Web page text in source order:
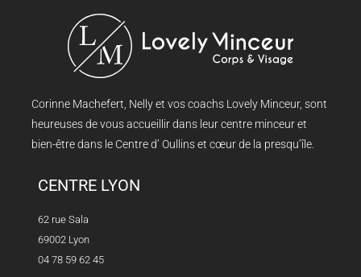
Corinne Machefert, Nelly et vos coachs Lovely Minceur, sont
heureuses de vous accueillir dans leur centre minceur et
bien-être dans le Centre d’ Oullins et cœur de la presqu’île.
CENTRE LYON
62 rue Sala
69002 Lyon
04 78 59 62 45